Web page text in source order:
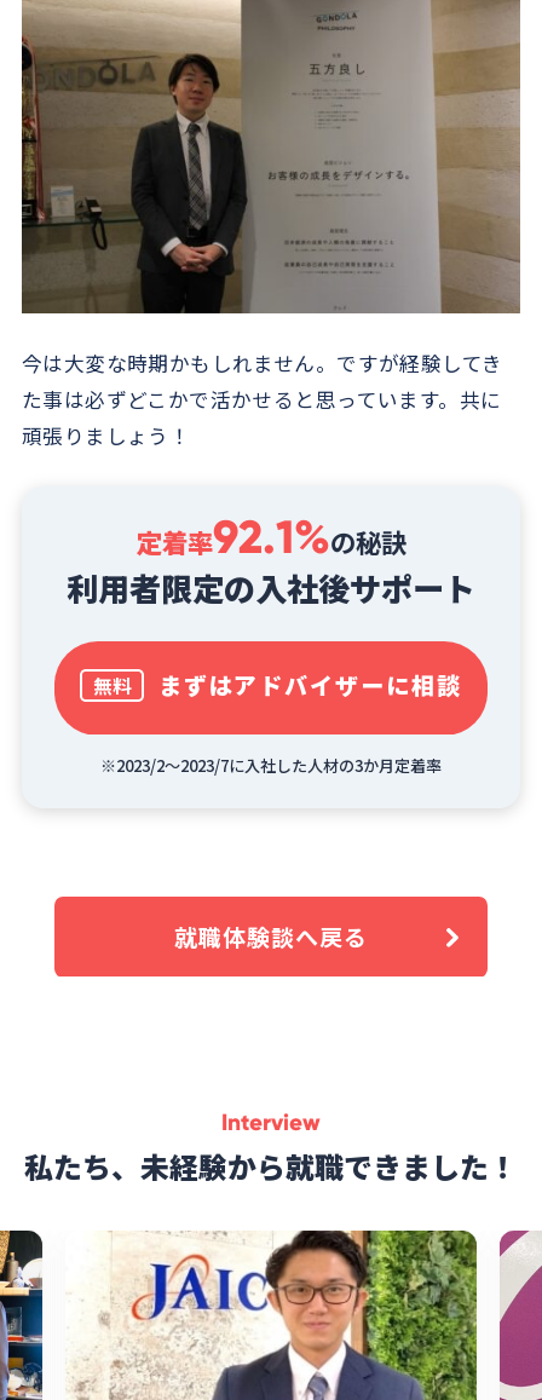
今は大変な時期かもしれません。ですが経験してき
た事は必ずどこかで活かせると思っています。共に
頑張りましょう！
定着率92.1%の秘訣
利用者限定の入社後サポート
※2023/2～2023/7に入社した人材の3か月定着率
無料 まずはアドバイザーに相談
就職体験談へ戻る
Interview
私たち、未経験から就職できました！